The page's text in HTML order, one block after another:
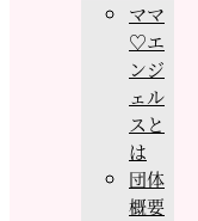
ママ
♡エ
ンジ
ェル
スと
は
団体
概要